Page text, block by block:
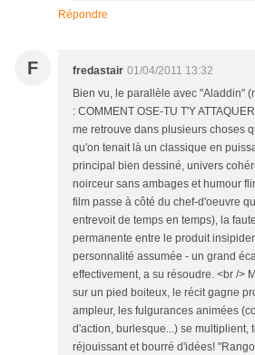
Répondre
F fredastair 01/04/2011 13:32
Bien vu, le parallèle avec "Aladdin"
: COMMENT OSE-TU T'Y
me retrouve dans plusieurs choses
qu'on tenait là un classique en
principal bien dessiné, univers
noirceur sans ambages et humour
film passe à côté du chef-d'oeuvre
entrevoit de temps en temps), la
permanente entre le produit
personnalité assumée - un grand
effectivement, a su résoudre. <br />
sur un pied boiteux, le récit gagne
ampleur, les fulgurances animées
d'action, burlesque...) se multiplient,
réjouissant et bourré d'idées!